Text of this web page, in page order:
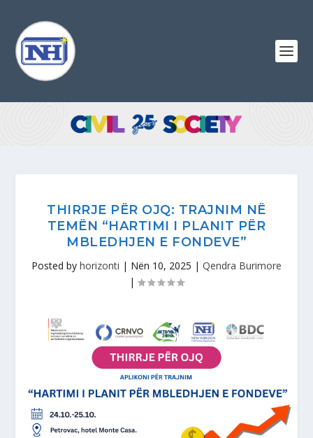
THIRRJE PËR OJQ: TRAJNIM NË
TEMËN “HARTIMI I PLANIT PËR
MBLEDHJEN E FONDEVE”
Posted by horizonti | Nën 10, 2025 | Qendra Burimore
|